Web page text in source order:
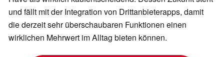
und fällt mit der Integration von Drittanbieterapps, damit
die derzeit sehr überschaubaren Funktionen einen
wirklichen Mehrwert im Alltag bieten können.